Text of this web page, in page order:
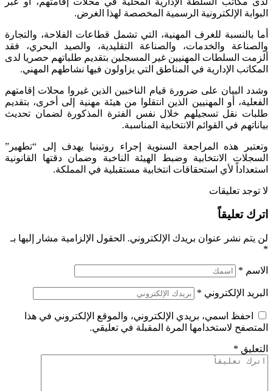
البوابة الإلكترونية الرسمية المخصصة لهذا الغرض.
أما بالنسبة للغرف المهنية، التي تشمل قطاعات الفلاحة، والتجارة
والصناعة والخدمات، والصناعة التقليدية، والصيد البحري، فقد
ألزمت السلطات المهنيين غير المسجلين بتقديم طلباتهم حصريا لدى
المكاتب الإدارية في المناطق التي يزاولون فيها نشاطهم المهني.
وشدد البيان على ضرورة قيام الناخبين الذين غيروا محلات إقامتهم
الفعلية، أو المهنيين الذين انتقلوا من هيئة مهنية إلى أخرى، بتقديم
طلبات نقل تسجيلهم خلال نفس الفترة المذكورة لضمان تحديث
بياناتهم في القوائم الانتخابية المناسبة.
وتعتبر هذه المراجعة السنوية إجراء روتينيا يهدف إلى “تطهير”
السجلات الانتخابية وضبط الهيئة الناخبة وضمان دقتها القانونية
استعداداً لأي استحقاقات انتخابية مستقبلية في المملكة.
لا توجد تعليقات
اترك تعليقاً
لن يتم نشر عنوان بريدك الإلكتروني. الحقول الإلزامية مشار إليها بـ
*
الاسم *
البريد الإلكتروني *
احفظ اسمي، بريدي الإلكتروني، والموقع الإلكتروني في هذا
المتصفح لاستخدامها المرة المقبلة في تعليقي.
التعليق *